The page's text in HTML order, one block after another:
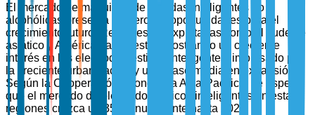
El mercado de máquinas de bebidas inteligentes no
alcohólicas presenta numerosas oportunidades para el
crecimiento futuro. Regiones no explotadas como el sudeste
asiático y América Latina están mostrando un creciente
interés en los electrodomésticos inteligentes, impulsado por
la creciente urbanización y una clase media en expansión.
Según la Cooperación Económica Asia-Pacífico, se espera
que el mercado de electrodomésticos inteligentes en estas
regiones crezca un 35% anualmente hasta 2026.